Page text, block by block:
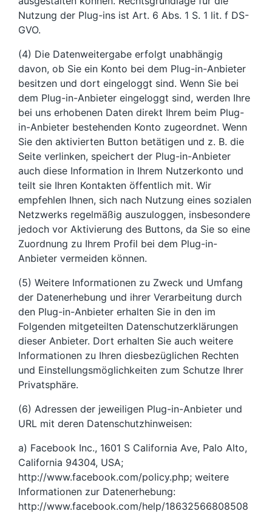
Nutzung der Plug-ins ist Art. 6 Abs. 1 S. 1 lit. f DS-
GVO.
(4) Die Datenweitergabe erfolgt unabhängig
davon, ob Sie ein Konto bei dem Plug-in-Anbieter
besitzen und dort eingeloggt sind. Wenn Sie bei
dem Plug-in-Anbieter eingeloggt sind, werden Ihre
bei uns erhobenen Daten direkt Ihrem beim Plug-
in-Anbieter bestehenden Konto zugeordnet. Wenn
Sie den aktivierten Button betätigen und z. B. die
Seite verlinken, speichert der Plug-in-Anbieter
auch diese Information in Ihrem Nutzerkonto und
teilt sie Ihren Kontakten öffentlich mit. Wir
empfehlen Ihnen, sich nach Nutzung eines sozialen
Netzwerks regelmäßig auszuloggen, insbesondere
jedoch vor Aktivierung des Buttons, da Sie so eine
Zuordnung zu Ihrem Profil bei dem Plug-in-
Anbieter vermeiden können.
(5) Weitere Informationen zu Zweck und Umfang
der Datenerhebung und ihrer Verarbeitung durch
den Plug-in-Anbieter erhalten Sie in den im
Folgenden mitgeteilten Datenschutzerklärungen
dieser Anbieter. Dort erhalten Sie auch weitere
Informationen zu Ihren diesbezüglichen Rechten
und Einstellungsmöglichkeiten zum Schutze Ihrer
Privatsphäre.
(6) Adressen der jeweiligen Plug-in-Anbieter und
URL mit deren Datenschutzhinweisen:
a) Facebook Inc., 1601 S California Ave, Palo Alto,
California 94304, USA;
http://www.facebook.com/policy.php; weitere
Informationen zur Datenerhebung:
http://www.facebook.com/help/18632566808508